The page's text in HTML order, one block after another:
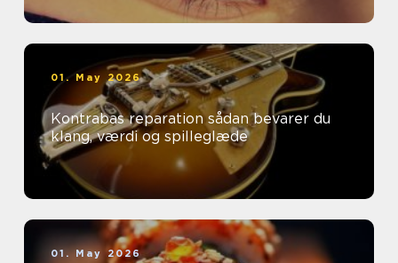
01. May 2026
Kontrabas reparation sådan bevarer du
klang, værdi og spilleglæde
01. May 2026